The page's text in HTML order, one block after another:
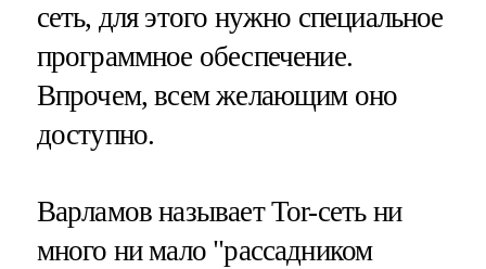
сеть, для этого нужно специальное
программное обеспечение.
Впрочем, всем желающим оно
доступно.
Варламов называет Tor-сеть ни
много ни мало "рассадником